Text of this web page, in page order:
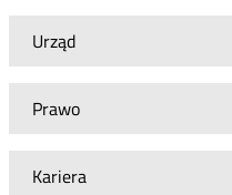
Urząd
Prawo
Kariera